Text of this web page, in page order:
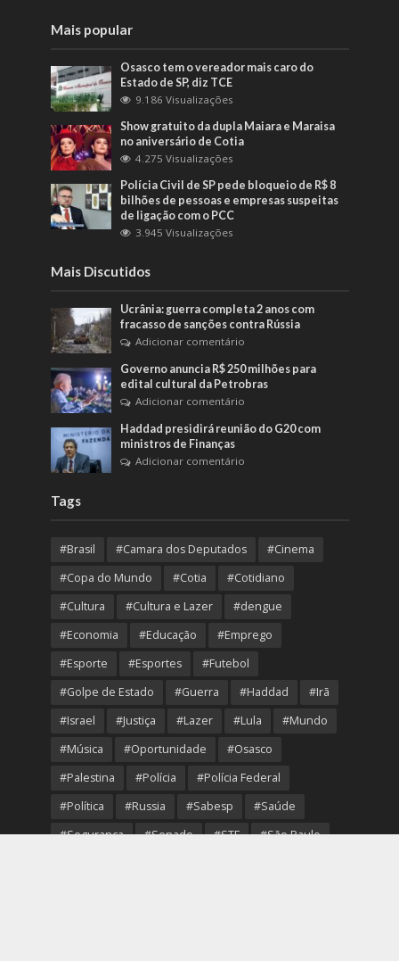
Mais popular
Osasco tem o vereador mais caro do
Estado de SP, diz TCE
9.186 Visualizações
Show gratuito da dupla Maiara e Maraisa
no aniversário de Cotia
4.275 Visualizações
Polícia Civil de SP pede bloqueio de R$ 8
bilhões de pessoas e empresas suspeitas
de ligação com o PCC
3.945 Visualizações
Mais Discutidos
Ucrânia: guerra completa 2 anos com
fracasso de sanções contra Rússia
Adicionar comentário
Governo anuncia R$ 250 milhões para
edital cultural da Petrobras
Adicionar comentário
Haddad presidirá reunião do G20 com
ministros de Finanças
Adicionar comentário
Tags
#Brasil #Camara dos Deputados
#Cinema
#Copa do Mundo
#Cotia
#Cotidiano
#Cultura
#Cultura e Lazer
#dengue
#Economia
#Educação
#Emprego
#Esporte
#Esportes
#Futebol
#Golpe de Estado
#Guerra #Haddad
#Irã
#Israel
#Justiça #Lazer #Lula
#Mundo
#Música
#Oportunidade
#Osasco
#Palestina
#Polícia
#Polícia Federal
#Política
#Russia #Sabesp
#Saúde
#Segurança
#Senado #STF
#São Paulo